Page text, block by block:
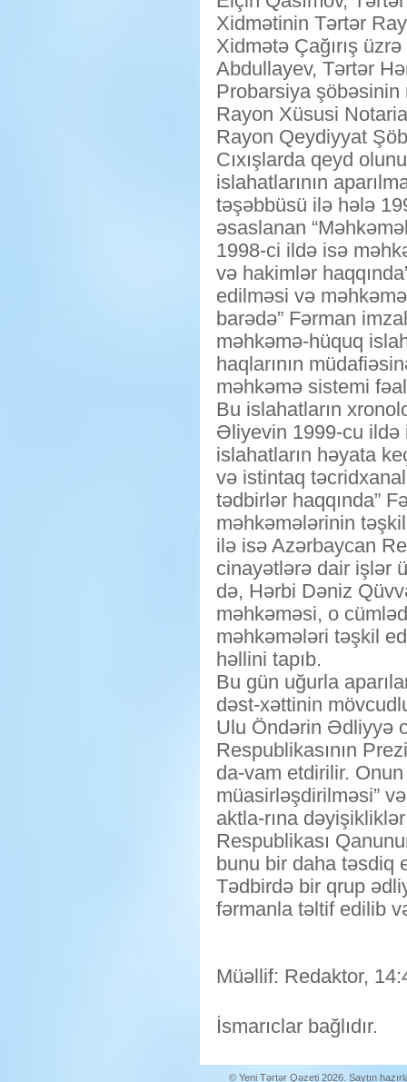
Xidmətinin Tərtər
Xidmətə Çağırış
Abdullayev, Tərtər
Probarsiya şöbəsinin
Rayon Xüsusi
Rayon Qeydiyyat
Cıxışlarda qeyd
islahatlarının
təşəbbüsü ilə hələ
əsaslanan
1998-ci ildə isə
və hakimlər
edilməsi və
barədə” Fərman
məhkəmə-hüquq
haqlarının
məhkəmə sistemi
Bu islahatların
Əliyevin 1999-cu ildə
islahatların həyata
və istintaq
tədbirlər haqqında”
məhkəmələrinin
ilə isə Azərbaycan
cinayətlərə dair işlər
də, Hərbi Dəniz
məhkəməsi, o
məhkəmələri təşkil
həllini tapıb.
Bu gün uğurla
dəst-xəttinin
Ulu Öndərin Ədliyyə
Respublikasının
da-vam etdirilir.
müasirləşdirilməsi”
aktla-rına
Respublikası
bunu bir daha təsdiq
Tədbirdə bir qrup
fərmanla təltif edilib
Müəllif: Redaktor,
İsmarıclar bağlıdır.
© Yeni Tərtər Qəzeti 2026. Saytın